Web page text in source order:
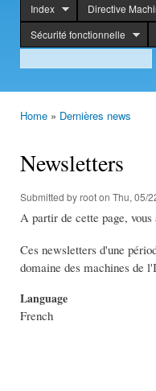
header
Index Directive
Sécurité fonctionnelle
Rechercher
Home » Dernières news
Newsletters
Submitted byrooton Thu, 05/
A partir de cette page,
Ces newsletters d'une
domaine des machines de
Language
French